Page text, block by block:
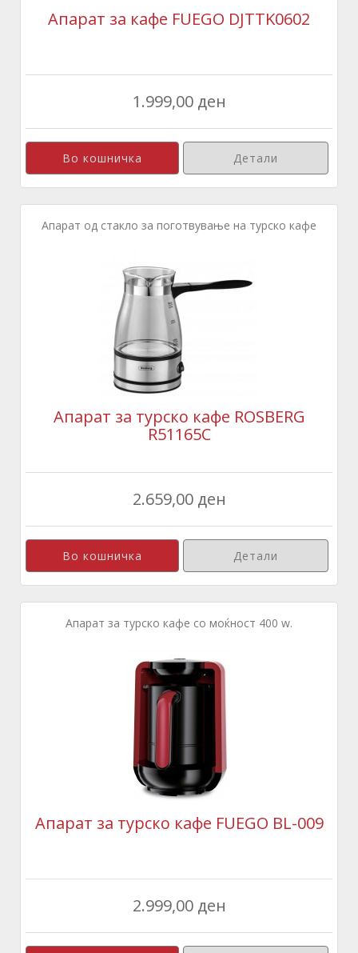
Апарат за кафе FUEGO DJTTK0602
1.999,00 ден
Детали
Апарат од стакло за поготвување на турско кафе
Апарат за турско кафе ROSBERG
R51165C
2.659,00 ден
Детали
Апарат за турско кафе со моќност 400 w.
Апарат за турско кафе FUEGO BL-009
2.999,00 ден